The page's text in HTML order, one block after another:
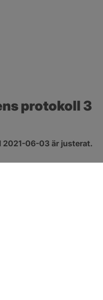
protokoll 3
2021-06-03 är justerat.
kB, öppnas i nytt fönster.